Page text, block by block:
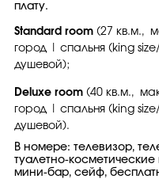
плату.
Standard room (27 кв.м.,
город | спальня (king
душевой);
Deluxe room (40 кв.м.,
город | спальня (king
душевой).
В номере: телевизор,
туалетно-
мини-бар, сейф,